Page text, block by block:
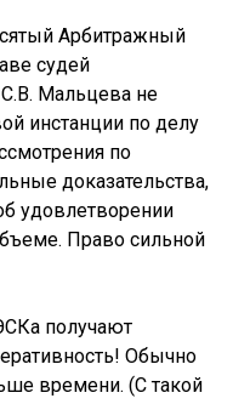
Арбитражный
судей
Мальцева не
инстанции по делу
по
доказательства,
удовлетворении
Право сильной
получают
Обычно
времени. (С такой